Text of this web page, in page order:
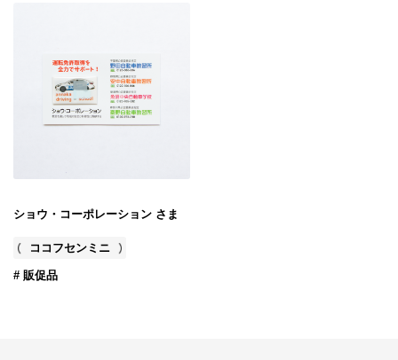
ショウ・コーポレーション さま
ココフセンミニ
# 販促品